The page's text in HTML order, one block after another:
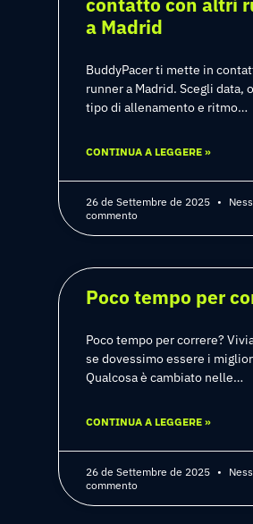
a Madrid
BuddyPacer ti mette in
runner a Madrid. Scegli data,
tipo di allenamento e ritmo…
CONTINUA A LEGGERE »
26 de Settembre de 2025
commento
Poco tempo per
Poco tempo per correre?
se dovessimo essere i
Qualcosa è cambiato nelle…
CONTINUA A LEGGERE »
26 de Settembre de 2025
commento